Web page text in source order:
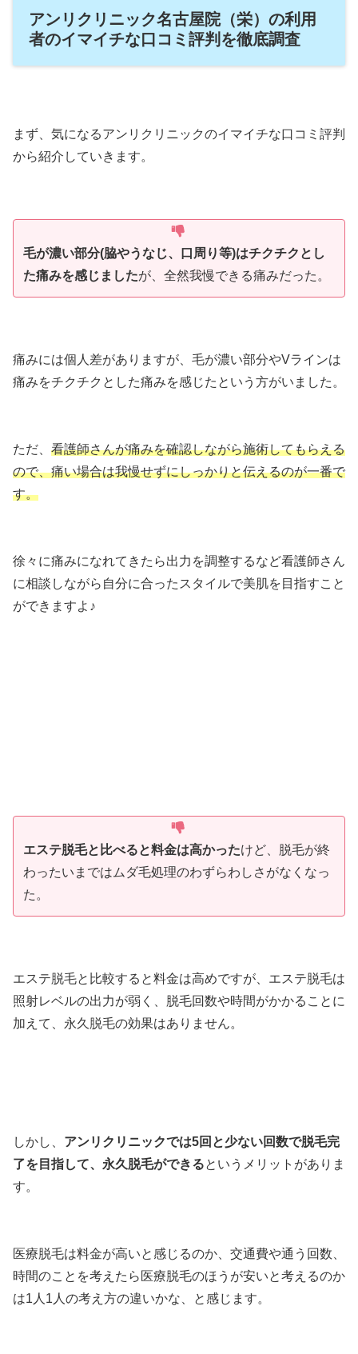
アンリクリニック名古屋院（栄）の利用
者のイマイチな口コミ評判を徹底調査
まず、気になるアンリクリニックのイマイチな口コミ評判
から紹介していきます。
毛が濃い部分(脇やうなじ、口周り等)はチクチクとし
た痛みを感じましたが、全然我慢できる痛みだった。
痛みには個人差がありますが、毛が濃い部分やVラインは
痛みをチクチクとした痛みを感じたという方がいました。
ただ、 看護師さんが痛みを確認しながら施術してもらえる
ので、痛い場合は我慢せずにしっかりと伝えるのが一番で
す。
徐々に痛みになれてきたら出力を調整するなど看護師さん
に相談しながら自分に合ったスタイルで美肌を目指すこと
ができますよ♪
エステ脱毛と比べると料金は高かったけど、脱毛が終
わったいまではムダ毛処理のわずらわしさがなくなっ
た。
エステ脱毛と比較すると料金は高めですが、エステ脱毛は
照射レベルの出力が弱く、脱毛回数や時間がかかることに
加えて、永久脱毛の効果はありません。
しかし、 アンリクリニックでは5回と少ない回数で脱毛完
了を目指して、永久脱毛ができるというメリットがありま
す。
医療脱毛は料金が高いと感じるのか、交通費や通う回数、
時間のことを考えたら医療脱毛のほうが安いと考えるのか
は1人1人の考え方の違いかな、と感じます。